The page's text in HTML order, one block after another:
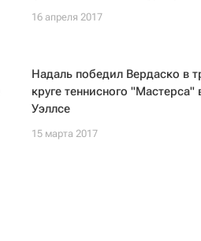
16 апреля 2017
Надаль победил Вердаско в
круге теннисного "Мастерса"
Уэллсе
15 марта 2017